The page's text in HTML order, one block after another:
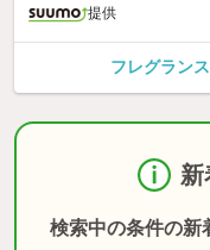
提供
フレグラン
新
検索中の条件の新